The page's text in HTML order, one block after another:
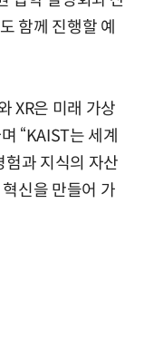
함께 진행할 예
XR은 미래 가상
“KAIST는 세계
험과 지식의 자산
신을 만들어 가